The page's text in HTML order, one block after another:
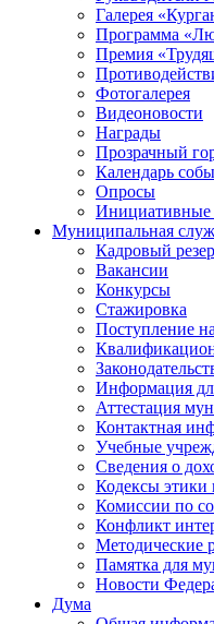
Галерея
Программа
Премия
Фотогалерея
Видеоновости
Награды
Прозрачный
Календарь
Опросы
Инициативные
Муниципальная
Кадровый
Вакансии
Конкурсы
Стажировка
Поступление
Информация
Аттестация
Контактная
Учебные
Сведения о
Кодексы этики
Комиссии по
Конфликт
Методические
Памятка для
Новости
Дума